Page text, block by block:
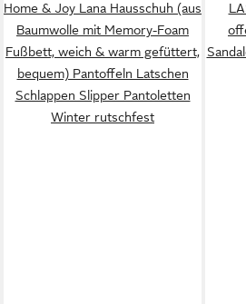
Home & Joy Lana Hausschuh (aus
Baumwolle mit Memory-Foam
Fußbett, weich & warm gefüttert,
bequem) Pantoffeln Latschen
Schlappen Slipper Pantoletten
Winter rutschfest